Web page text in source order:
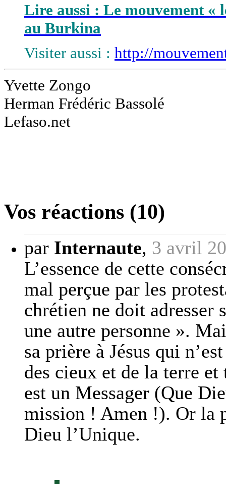
Lire aussi : Le mouvement «
au Burkina
Visiter aussi : http://
Yvette Zongo
Herman Frédéric Bassolé
Lefaso.net
Vos réactions (10)
par Internaute, 3 avril
L’essence de cette
mal perçue par les
chrétien ne doit adresser
une autre personne ».
sa prière à Jésus qui
des cieux et de la terre
est un Messager (Que
mission ! Amen !). Or la
Dieu l’Unique.